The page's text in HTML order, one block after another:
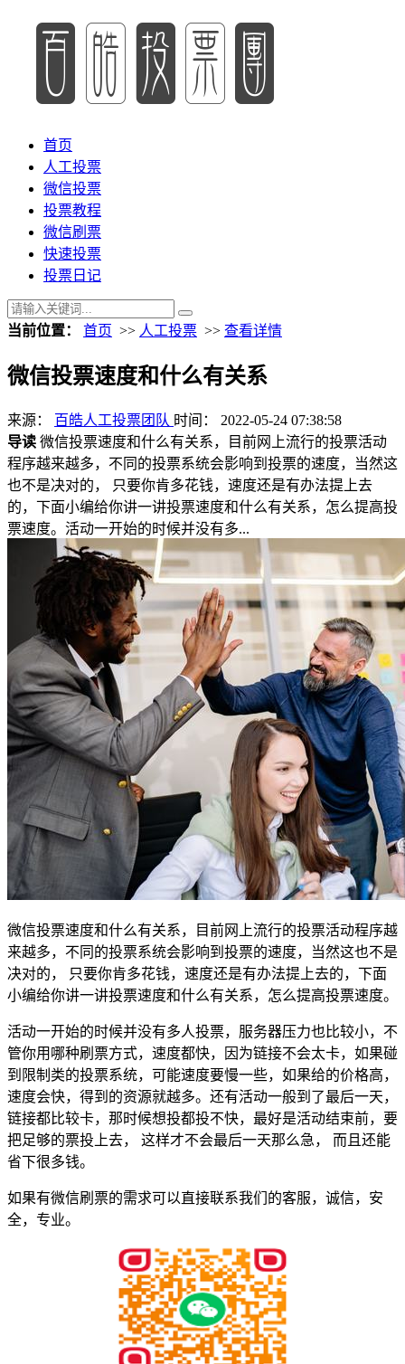
首页
人工投票
微信投票
投票教程
微信刷票
快速投票
投票日记
当前位置： 首页 >> 人工投票 >> 查看详情
微信投票速度和什么有关系
来源： 百皓人工投票团队 时间： 2022-05-24 07:38:58
导读 微信投票速度和什么有关系，目前网上流行的投票活动
程序越来越多，不同的投票系统会影响到投票的速度，当然这
也不是决对的， 只要你肯多花钱，速度还是有办法提上去
的，下面小编给你讲一讲投票速度和什么有关系，怎么提高投
票速度。活动一开始的时候并没有多...
微信投票速度和什么有关系，目前网上流行的投票活动程序越
来越多，不同的投票系统会影响到投票的速度，当然这也不是
决对的， 只要你肯多花钱，速度还是有办法提上去的，下面
小编给你讲一讲投票速度和什么有关系，怎么提高投票速度。
活动一开始的时候并没有多人投票，服务器压力也比较小，不
管你用哪种刷票方式，速度都快，因为链接不会太卡，如果碰
到限制类的投票系统，可能速度要慢一些，如果给的价格高，
速度会快，得到的资源就越多。还有活动一般到了最后一天，
链接都比较卡，那时候想投都投不快，最好是活动结束前，要
把足够的票投上去， 这样才不会最后一天那么急， 而且还能
省下很多钱。
如果有微信刷票的需求可以直接联系我们的客服，诚信，安
全，专业。